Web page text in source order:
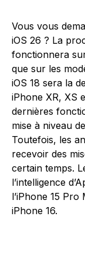
Vous vous
iOS 26 ? La
fonctionnera
que sur les
iOS 18 sera la
iPhone XR, XS
dernières
mise à niveau
Toutefois, les
recevoir des
certain temps.
l’intelligence
l’iPhone 15
iPhone 16.